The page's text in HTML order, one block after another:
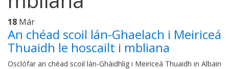
18 Már
An chéad scoil lán-Ghaelach i Meiriceá
Thuaidh le hoscailt i mbliana
Osclófar an chéad scoil lán-Ghàidhlig i Meiriceá Thuaidh in Albain